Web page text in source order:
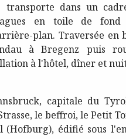
transporte dans un
en toile de fond
plan. Traversée en
à Bregenz puis
à l'hôtel, dîner et
capitale du
le beffroi, le Petit
(Hofburg), édifié sous